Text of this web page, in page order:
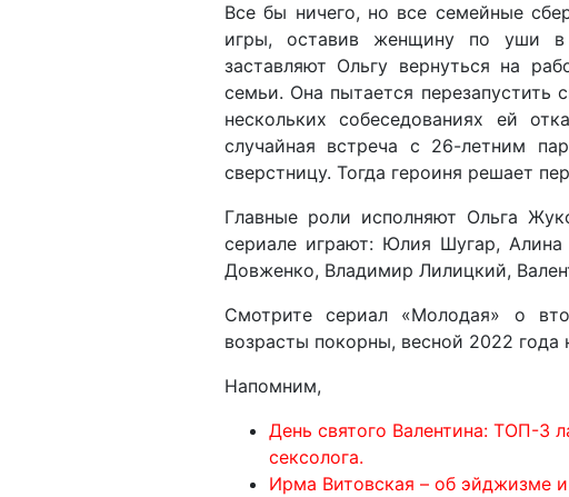
Все бы ничего, но все семейные
игры, оставив женщину по уши в
заставляют Ольгу вернуться на
семьи. Она пытается перезапустить
нескольких собеседованиях ей
случайная встреча с 26-летним
сверстницу. Тогда героиня решает
Главные роли исполняют Ольга
сериале играют: Юлия Шугар,
Довженко, Владимир Лилицкий,
Смотрите сериал «Молодая» о
возрасты покорны, весной 2022 года
Напомним,
День святого Валентина: ТОП-3
сексолога.
Ирма Витовская – об эйджизме